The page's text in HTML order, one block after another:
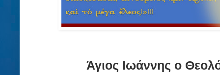
Άγιος Ιωάννης ο